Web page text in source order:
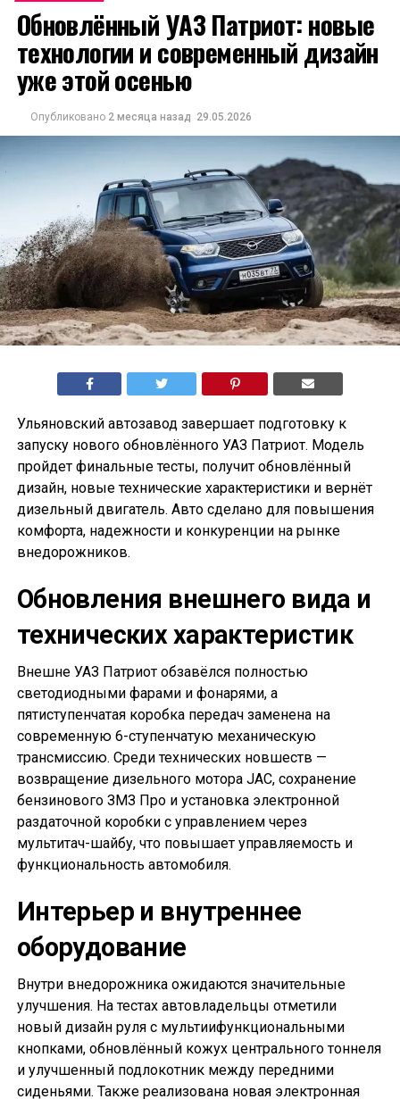
Обновлённый УАЗ Патриот: новые
технологии и современный дизайн
уже этой осенью
Опубликовано 2 месяца назад 29.05.2026
Ульяновский автозавод завершает подготовку к
запуску нового обновлённого УАЗ Патриот. Модель
пройдет финальные тесты, получит обновлённый
дизайн, новые технические характеристики и вернёт
дизельный двигатель. Авто сделано для повышения
комфорта, надежности и конкуренции на рынке
внедорожников.
Обновления внешнего вида и
технических характеристик
Внешне УАЗ Патриот обзавёлся полностью
светодиодными фарами и фонарями, а
пятиступенчатая коробка передач заменена на
современную 6-ступенчатую механическую
трансмиссию. Среди технических новшеств —
возвращение дизельного мотора JAC, сохранение
бензинового ЗМЗ Про и установка электронной
раздаточной коробки с управлением через
мультитач-шайбу, что повышает управляемость и
функциональность автомобиля.
Интерьер и внутреннее
оборудование
Внутри внедорожника ожидаются значительные
улучшения. На тестах автовладельцы отметили
новый дизайн руля с мультиифункциональными
кнопками, обновлённый кожух центрального тоннеля
и улучшенный подлокотник между передними
сиденьями. Также реализована новая электронная